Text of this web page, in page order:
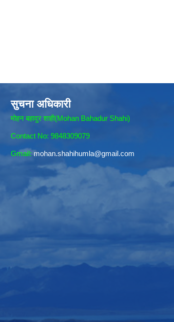
सुचना अधिकारी
मोहन बहादुर शाही(Mohan Bahadur Shahi)
Contact No: 9848309079
Gmail: mohan.shahihumla@gmail.com